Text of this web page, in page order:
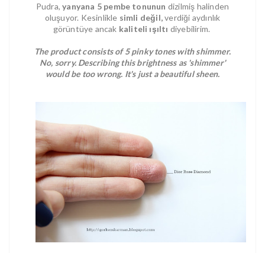
Pudra,yanyana 5 pembe tonunun dizilmiş halinden
oluşuyor. Kesinlikle simli değil,verdiği aydınlık
görüntüye ancak kaliteli ışıltı diyebilirim.
The product consists of 5 pinky tones with shimmer.
No, sorry. Describing this brightness as 'shimmer'
would be too wrong. It's just a beautiful sheen.